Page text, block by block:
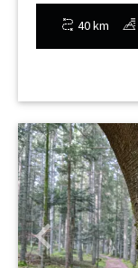
40 km
Previous